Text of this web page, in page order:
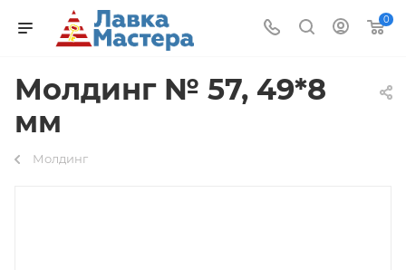
0
Молдинг № 57, 49*8
мм
Молдинг